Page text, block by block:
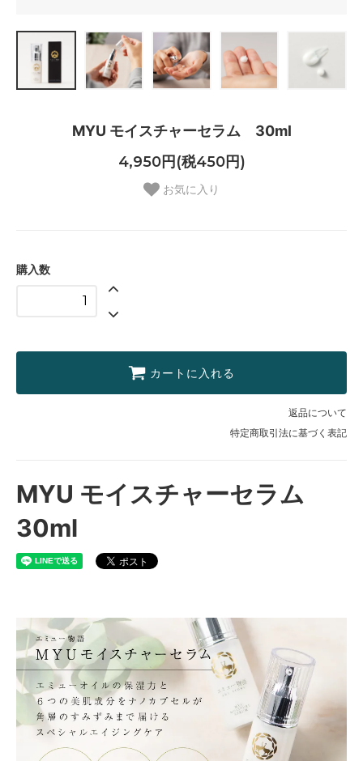
MYU モイスチャーセラム 30ml
4,950円(税450円)
お気に入り
購入数
カートに入れる
返品について
特定商取引法に基づく表記
MYU モイスチャーセラム
30ml